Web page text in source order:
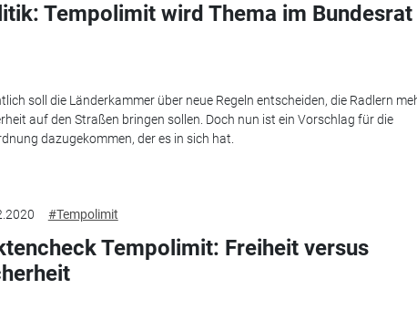
Tempolimit wird Thema im Bundesrat
soll die Länderkammer über neue Regeln entscheiden, die Radlern
auf den Straßen bringen sollen. Doch nun ist ein Vorschlag für die
dazugekommen, der es in sich hat.
#Tempolimit
Tempolimit: Freiheit versus